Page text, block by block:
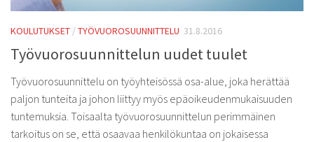
KOULUTUKSET /TYÖVUOROSUUNNITTELU 31.8.2016
Työvuorosuunnittelun uudet tuulet
Työvuorosuunnittelu on työyhteisössä osa-alue, joka herättää
paljon tunteita ja johon liittyy myös epäoikeudenmukaisuuden
tuntemuksia. Toisaalta työvuorosuunnittelun perimmäinen
tarkoitus on se, että osaavaa henkilökuntaa on jokaisessa